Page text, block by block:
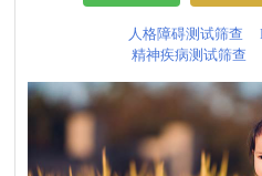
人格障碍测试筛查
精神疾病测试筛查